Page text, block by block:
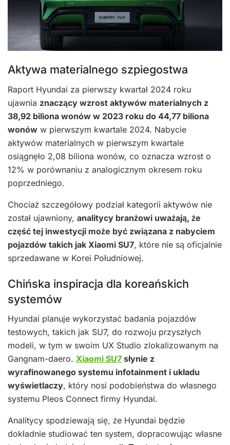
Aktywa materialnego szpiegostwa
Raport Hyundai za pierwszy kwartał 2024 roku
ujawnia znaczący wzrost aktywów materialnych z
38,92 biliona wonów w 2023 roku do 44,77 biliona
wonów w pierwszym kwartale 2024. Nabycie
aktywów materialnych w pierwszym kwartale
osiągnęło 2,08 biliona wonów, co oznacza wzrost o
12% w porównaniu z analogicznym okresem roku
poprzedniego.
Chociaż szczegółowy podział kategorii aktywów nie
został ujawniony, analitycy branżowi uważają, że
część tej inwestycji może być związana z nabyciem
pojazdów takich jak Xiaomi SU7, które nie są oficjalnie
sprzedawane w Korei Południowej.
Chińska inspiracja dla koreańskich
systemów
Hyundai planuje wykorzystać badania pojazdów
testowych, takich jak SU7, do rozwoju przyszłych
modeli, w tym w swoim UX Studio zlokalizowanym na
Gangnam-daero. Xiaomi SU7 słynie z
wyrafinowanego systemu infotainment i układu
wyświetlaczy, który nosi podobieństwa do własnego
systemu Pleos Connect firmy Hyundai.
Analitycy spodziewają się, że Hyundai będzie
dokładnie studiować ten system, dopracowując własne